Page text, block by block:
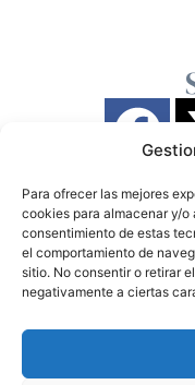
Para ofrecer las mejores
cookies para almacenar y/o
consentimiento de estas
el comportamiento de
sitio. No consentir o retirar
negativamente a ciertas